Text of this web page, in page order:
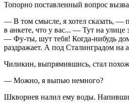
Топорно поставленный вопрос
— В том смысле, я хотел сказать, —
в анкете, что у вас... — Тут на улице
— Фу-ты, шут тебя! Когда-нибудь
раздражает. А под Сталинградом на
Чиликин, выпрямившись, стал
— Можно, я выпью немного?
Шкворнев налил ему воды.